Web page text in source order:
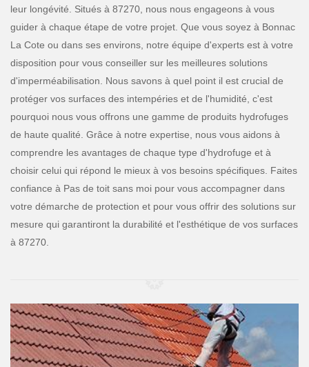
leur longévité. Situés à 87270, nous nous engageons à vous
guider à chaque étape de votre projet. Que vous soyez à Bonnac
La Cote ou dans ses environs, notre équipe d'experts est à votre
disposition pour vous conseiller sur les meilleures solutions
d'imperméabilisation. Nous savons à quel point il est crucial de
protéger vos surfaces des intempéries et de l'humidité, c'est
pourquoi nous vous offrons une gamme de produits hydrofuges
de haute qualité. Grâce à notre expertise, nous vous aidons à
comprendre les avantages de chaque type d'hydrofuge et à
choisir celui qui répond le mieux à vos besoins spécifiques. Faites
confiance à Pas de toit sans moi pour vous accompagner dans
votre démarche de protection et pour vous offrir des solutions sur
mesure qui garantiront la durabilité et l'esthétique de vos surfaces
à 87270.